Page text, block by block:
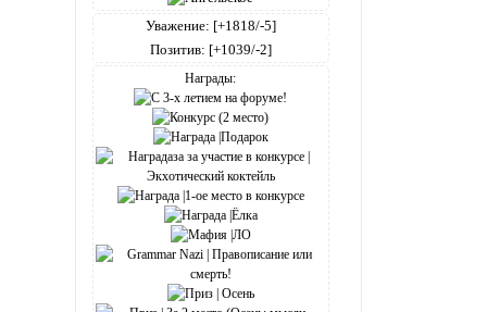
Уважение: [+1818/-5]
Позитив: [+1039/-2]
Награды: